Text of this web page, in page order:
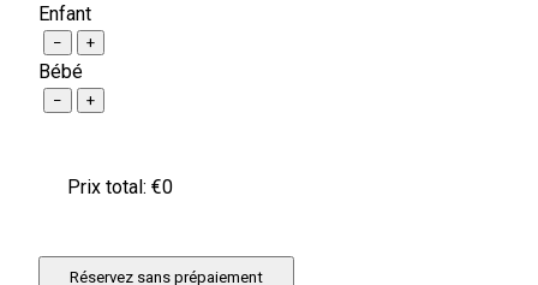
Enfant
− +
Bébé
− +
Prix ​​total: €0
Réservez sans prépaiement